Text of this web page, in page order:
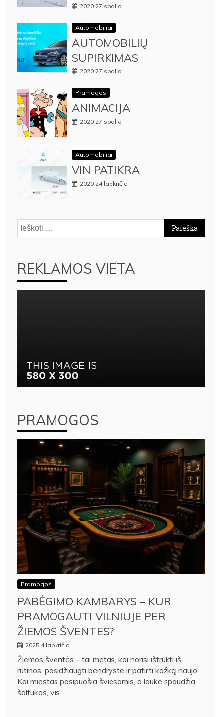
2020 27 spalio
Automobiliai
AUTOMOBILIŲ
SUPIRKIMAS
2020 27 spalio
Pramogos
ANIMACIJA
2020 27 spalio
Automobiliai
VIN PATIKRA
2020 24 lapkričio
Ieškoti:
REKLAMOS VIETA
PRAMOGOS
Pramogos
PABĖGIMO KAMBARYS – KUR
PRAMOGAUTI VILNIUJE PER
ŽIEMOS ŠVENTES?
2025 4 lapkričio
Žiemos šventės – tai metas, kai norisi ištrūkti iš
rutinos, pasidžiaugti bendryste ir patirti kažką naujo.
Kai miestas pasipuošia šviesomis, o lauke spaudžia
šaltukas, vis